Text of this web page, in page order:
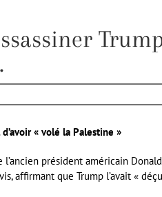
« volé la Palestine »
l’ancien président américain
affirmant que Trump l’avait «